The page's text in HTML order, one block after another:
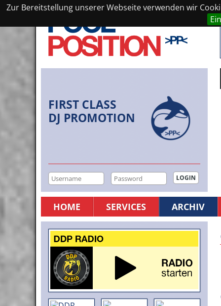
Zur Bereitstellung unserer Webseite verwenden wir
FIRST CLASS
DJ PROMOTION
HOME SERVICES ARCHIV